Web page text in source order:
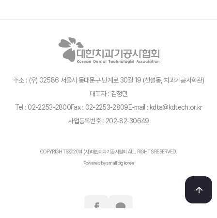
주소 : (우) 02586 서울시 동대문구 난계로 30길 19 (신설동, 치과기공사회관)
대표자 : 김정민
Tel : 02-2253-2800Fax : 02-2253-2809E-mail : kdta@kdtech.or.kr
사업등록번호 : 202-82-30649
COPYRIGHTSⓒ2014 (사)대한치과기공사협회 ALL RIGHTS RESERVED.
Powered by smallbigkorea